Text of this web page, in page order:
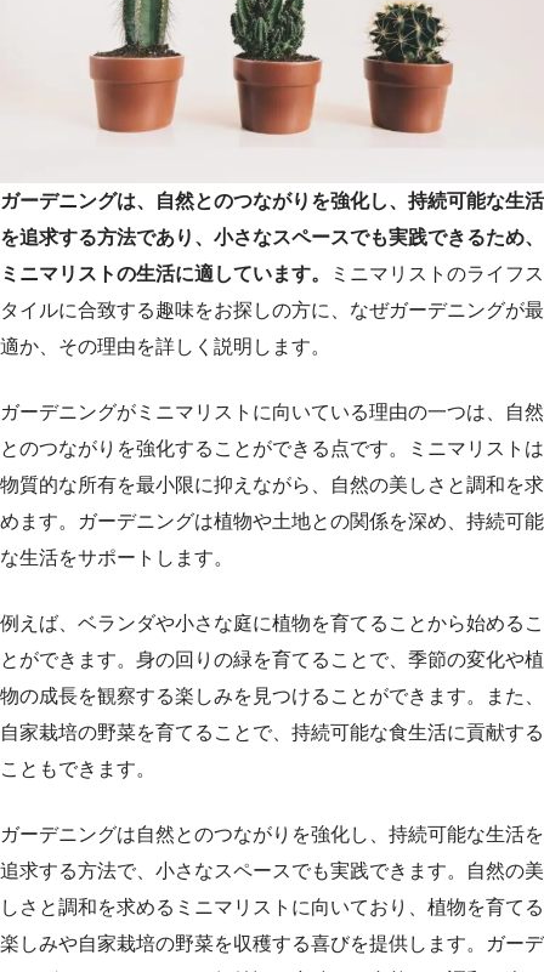
ガーデニングは、自然とのつながりを強化し、持続可能な生活
を追求する方法であり、小さなスペースでも実践できるため、
ミニマリストの生活に適しています。
ミニマリストのライフス
タイルに合致する趣味をお探しの方に、なぜガーデニングが最
適か、その理由を詳しく説明します。
ガーデニングがミニマリストに向いている理由の一つは、自然
とのつながりを強化することができる点です。ミニマリストは
物質的な所有を最小限に抑えながら、自然の美しさと調和を求
めます。ガーデニングは植物や土地との関係を深め、持続可能
な生活をサポートします。
例えば、ベランダや小さな庭に植物を育てることから始めるこ
とができます。身の回りの緑を育てることで、季節の変化や植
物の成長を観察する楽しみを見つけることができます。また、
自家栽培の野菜を育てることで、持続可能な食生活に貢献する
こともできます。
ガーデニングは自然とのつながりを強化し、持続可能な生活を
追求する方法で、小さなスペースでも実践できます。自然の美
しさと調和を求めるミニマリストに向いており、植物を育てる
楽しみや自家栽培の野菜を収穫する喜びを提供します。ガーデ